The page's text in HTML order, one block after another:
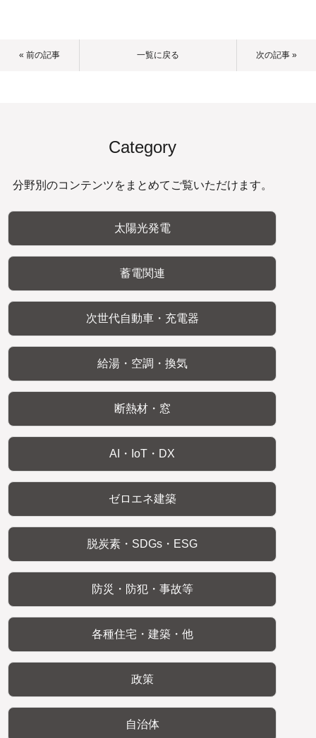
« 前の記事 一覧に戻る 次の記事 »
Category
分野別のコンテンツをまとめてご覧いただけます。
太陽光発電
蓄電関連
次世代自動車・充電器
給湯・空調・換気
断熱材・窓
AI・IoT・DX
ゼロエネ建築
脱炭素・SDGs・ESG
防災・防犯・事故等
各種住宅・建築・他
政策
自治体